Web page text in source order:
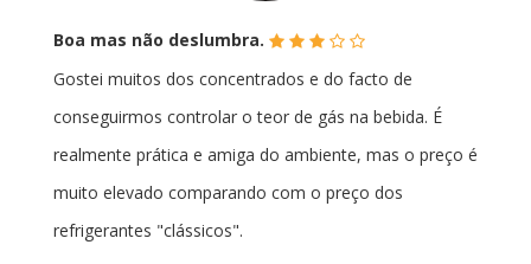
Boa mas não deslumbra. (*)(*)(*)( (
Gostei muitos dos concentrados e do facto de
conseguirmos controlar o teor de gás na bebida. É
realmente prática e amiga do ambiente, mas o preço é
muito elevado comparando com o preço dos
refrigerantes "clássicos".